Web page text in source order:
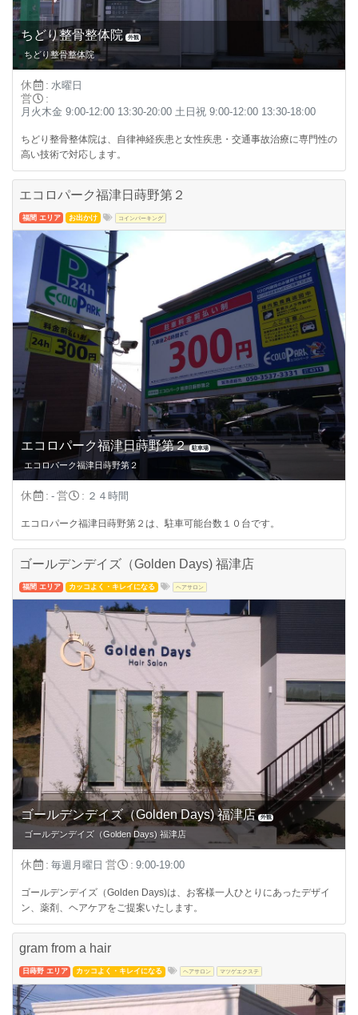
ちどり整骨整体院 外観
ちどり整骨整体院
休 : 水曜日
営 :
月火木金 9:00-12:00 13:30-20:00 土日祝 9:00-12:00 13:30-18:00
ちどり整骨整体院は、自律神経疾患と女性疾患・交通事故治療に専門性の
高い技術で対応します。
エコロパーク福津日蒔野第２
福間 エリア お出かけ コインパーキング
エコロパーク福津日蒔野第２ 駐車場
エコロパーク福津日蒔野第２
休 : - 営 : ２４時間
エコロパーク福津日蒔野第２は、駐車可能台数１０台です。
ゴールデンデイズ（Golden Days) 福津店
福間 エリア カッコよく・キレイになる ヘアサロン
ゴールデンデイズ（Golden Days) 福津店 外観
ゴールデンデイズ（Golden Days) 福津店
休 : 毎週月曜日 営 : 9:00-19:00
ゴールデンデイズ（Golden Days)は、お客様一人ひとりにあったデザイ
ン、薬剤、ヘアケアをご提案いたします。
gram from a hair
日蒔野 エリア カッコよく・キレイになる ヘアサロン マツゲエクステ